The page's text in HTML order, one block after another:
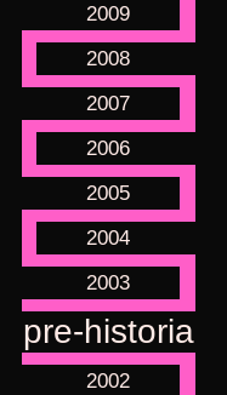
2009
2008
2007
2006
2005
2004
2003
pre-historia
2002